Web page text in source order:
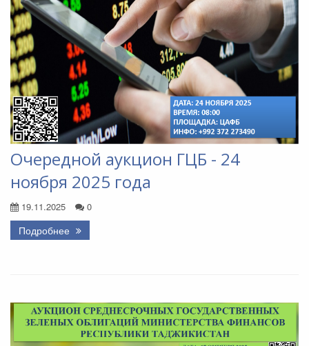
Очередной аукцион ГЦБ - 24
ноября 2025 года
19.11.2025 0
Подробнее